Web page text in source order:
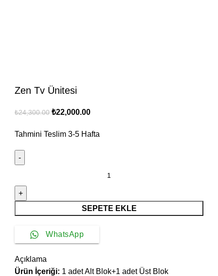
Zen Tv Ünitesi
₺24,300.00 Orijinal
₺24,300.00.
₺22,000.00Şu
fiyat:
Tahmini Teslim 3-5 Hafta
Ünitesi
SEPETE EKLE
WhatsApp
Açıklama
Ürün İçeriği: 1 adet Alt Blok+1 adet Üst Blok